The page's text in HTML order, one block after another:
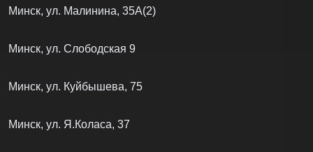
Минск, ул. Малинина, 35А(2)
Минск, ул. Слободская 9
Минск, ул. Куйбышева, 75
Минск, ул. Я.Коласа, 37